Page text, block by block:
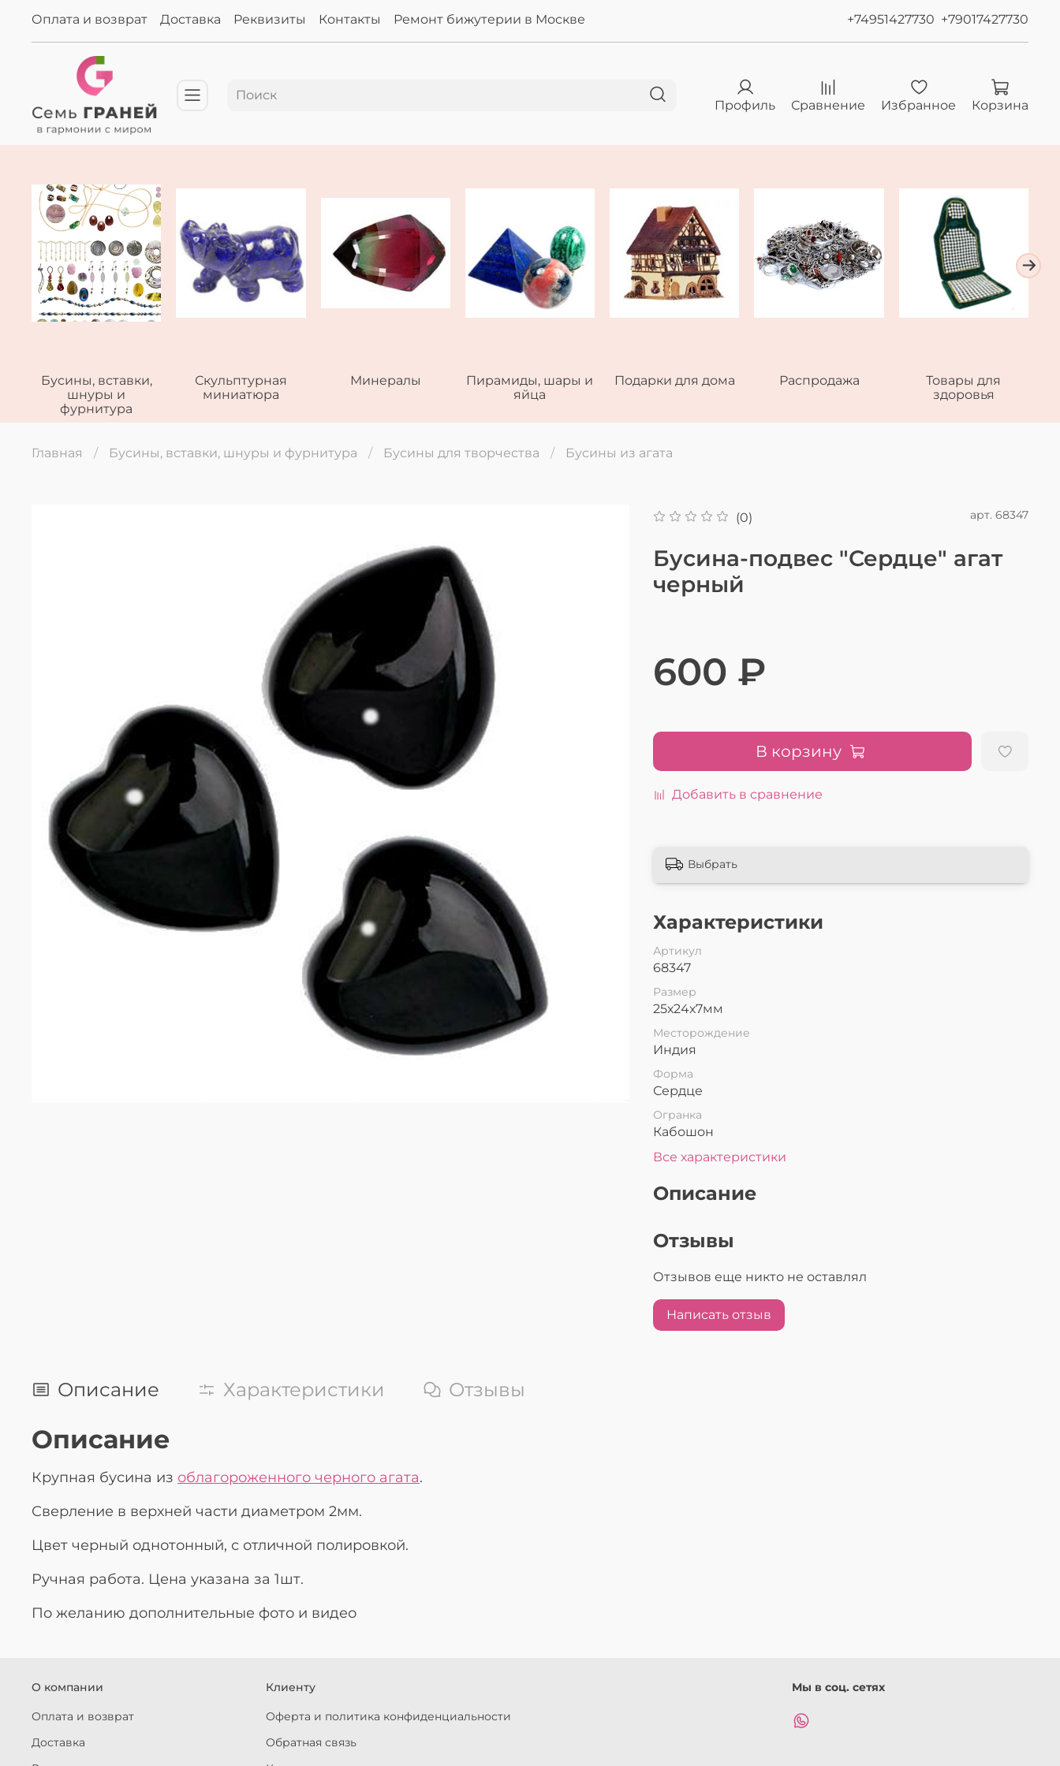
Оплата и возврат Доставка Реквизиты Контакты Ремонт бижутерии в Москве +74951427730 +79017427730
Профиль Сравнение Избранное Корзина
Бусины, вставки,
шнуры и
фурнитура
Скульптурная
миниатюра
Минералы
Пирамиды, шары и
яйца
Подарки для дома Распродажа
Товары для
здоровья
Главная Бусины, вставки, шнуры и фурнитура Бусины для творчества Бусины из агата
(0) арт. 68347
Бусина-подвес "Сердце" агат
черный
600 ₽
В корзину
Добавить в сравнение
Выбрать
Характеристики
Артикул
68347
Размер
25х24х7мм
Месторождение
Индия
Форма
Сердце
Огранка
Кабошон
Все характеристики
Описание
Отзывы
Отзывов еще никто не оставлял
Написать отзыв
Описание Характеристики Отзывы
Описание
Крупная бусина из облагороженного черного агата.
Сверление в верхней части диаметром 2мм.
Цвет черный однотонный, с отличной полировкой.
Ручная работа. Цена указана за 1шт.
По желанию дополнительные фото и видео
О компании
Оплата и возврат
Доставка
Клиенту
Оферта и политика конфиденциальности
Обратная связь
Мы в соц. сетях